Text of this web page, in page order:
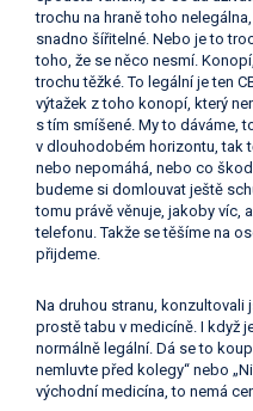
trochu na hraně toho
snadno šířitelné. Nebo je to
toho, že se něco nesmí.
trochu těžké. To legální je ten
výtažek z toho konopí, který
s tím smíšené. My to dáváme,
v dlouhodobém horizontu, tak
nebo nepomáhá, nebo co
budeme si domlouvat ještě
tomu právě věnuje, jakoby víc,
telefonu. Takže se těšíme na
přijdeme.
Na druhou stranu, konzultovali
prostě tabu v medicíně. I když
normálně legální. Dá se to
nemluvte před kolegy“ nebo
východní medicína, to nemá